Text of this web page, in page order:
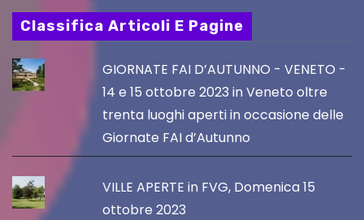
Classifica Articoli E Pagine
GIORNATE FAI D’AUTUNNO - VENETO -
14 e 15 ottobre 2023 in Veneto oltre
trenta luoghi aperti in occasione delle
Giornate FAI d’Autunno
VILLE APERTE in FVG, Domenica 15
ottobre 2023